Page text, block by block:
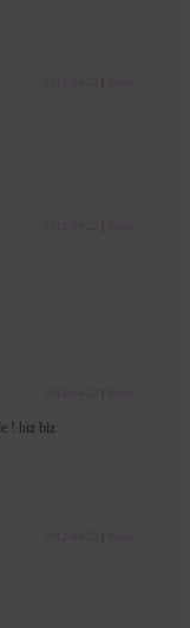
! biz biz